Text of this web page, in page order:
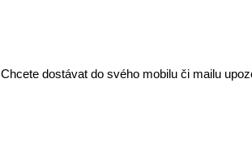
Chcete dostávat do svého mobilu či mailu